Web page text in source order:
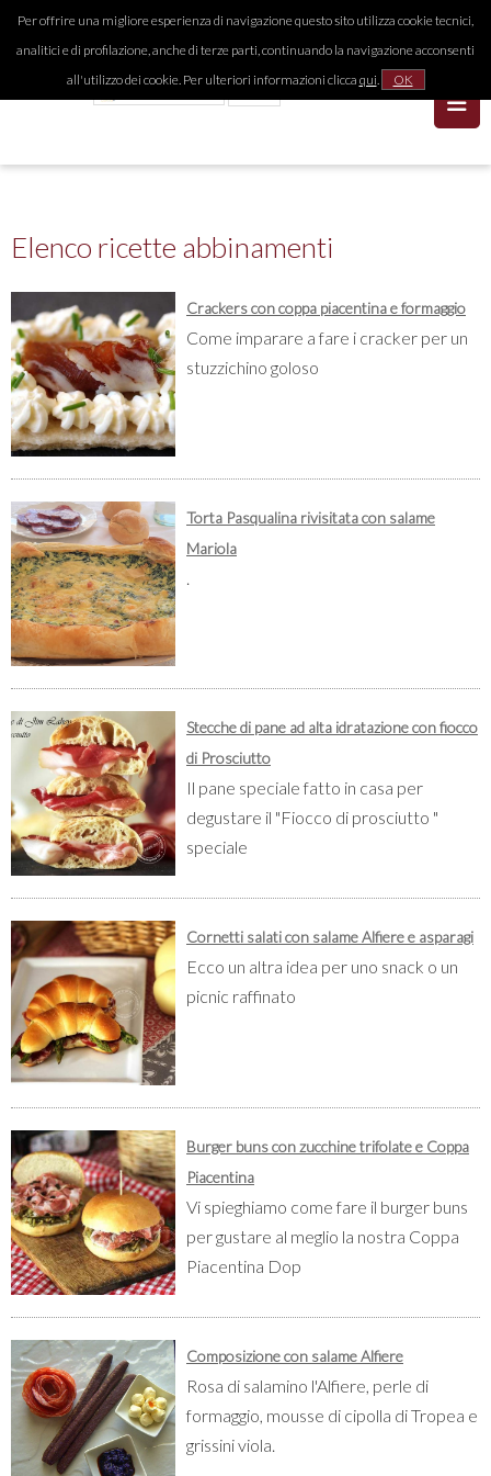
Per offrire una migliore esperienza di navigazione questo sito utilizza cookie tecnici,
analitici e di profilazione, anche di terze parti, continuando la navigazione acconsenti
all'utilizzo dei cookie. Per ulteriori informazioni clicca qui. OK
Elenco ricette abbinamenti
Crackers con coppa piacentina e formaggio
Come imparare a fare i cracker per un
stuzzichino goloso
Torta Pasqualina rivisitata con salame
Mariola
.
Stecche di pane ad alta idratazione con fiocco
di Prosciutto
Il pane speciale fatto in casa per
degustare il "Fiocco di prosciutto "
speciale
Cornetti salati con salame Alfiere e asparagi
Ecco un altra idea per uno snack o un
picnic raffinato
Burger buns con zucchine trifolate e Coppa
Piacentina
Vi spieghiamo come fare il burger buns
per gustare al meglio la nostra Coppa
Piacentina Dop
Composizione con salame Alfiere
Rosa di salamino l'Alfiere, perle di
formaggio, mousse di cipolla di Tropea e
grissini viola.